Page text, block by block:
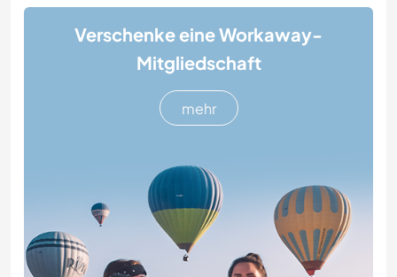
Verschenke eine Workaway-
Mitgliedschaft
mehr